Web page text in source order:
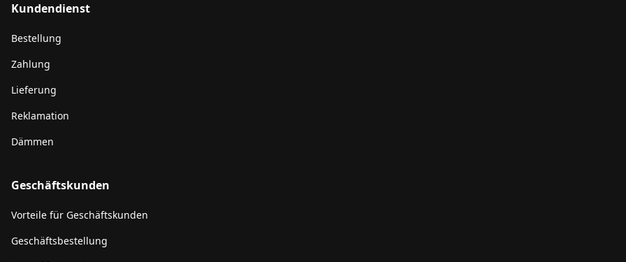
Kundendienst
Bestellung
Zahlung
Lieferung
Reklamation
Dämmen
Geschäftskunden
Vorteile für Geschäftskunden
Geschäftsbestellung